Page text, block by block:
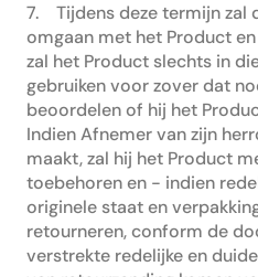
7. Tijdens deze termijn zal
omgaan met het Product
zal het Product slechts in
gebruiken voor zover dat
beoordelen of hij het
Indien Afnemer van zijn
maakt, zal hij het Product
toebehoren en - indien
originele staat en
retourneren, conform de
verstrekte redelijke en